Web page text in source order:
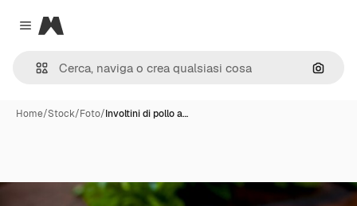
Close menu
Magnific
Cerca
Home/Stock/Foto/Involtini di pollo a…